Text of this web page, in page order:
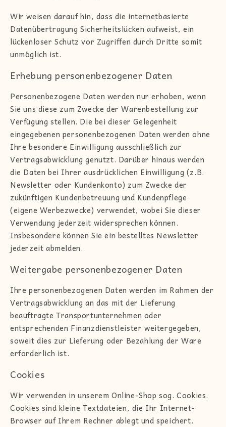
Wir weisen darauf hin, dass die internetbasierte
Datenübertragung Sicherheitslücken aufweist, ein
lückenloser Schutz vor Zugriffen durch Dritte somit
unmöglich ist.
Erhebung personenbezogener Daten
Personenbezogene Daten werden nur erhoben, wenn
Sie uns diese zum Zwecke der Warenbestellung zur
Verfügung stellen. Die bei dieser Gelegenheit
eingegebenen personenbezogenen Daten werden ohne
Ihre besondere Einwilligung ausschließlich zur
Vertragsabwicklung genutzt. Darüber hinaus werden
die Daten bei Ihrer ausdrücklichen Einwilligung (z.B.
Newsletter oder Kundenkonto) zum Zwecke der
zukünftigen Kundenbetreuung und Kundenpflege
(eigene Werbezwecke) verwendet, wobei Sie dieser
Verwendung jederzeit widersprechen können.
Insbesondere können Sie ein bestelltes Newsletter
jederzeit abmelden.
Weitergabe personenbezogener Daten
Ihre personenbezogenen Daten werden im Rahmen der
Vertragsabwicklung an das mit der Lieferung
beauftragte Transportunternehmen oder
entsprechenden Finanzdienstleister weitergegeben,
soweit dies zur Lieferung oder Bezahlung der Ware
erforderlich ist.
Cookies
Wir verwenden in unserem Online-Shop sog. Cookies.
Cookies sind kleine Textdateien, die Ihr Internet-
Browser auf Ihrem Rechner ablegt und speichert.